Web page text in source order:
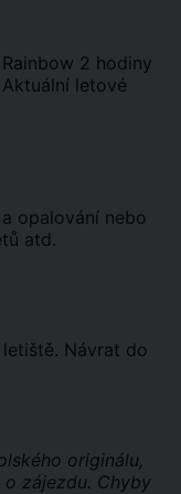
2 hodiny
letové
opalování nebo
atd.
Návrat do
originálu,
zájezdu. Chyby